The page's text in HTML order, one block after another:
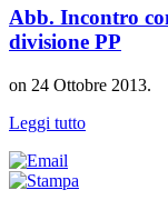
Abb. Incontro
divisione PP
on 24 Ottobre 2013.
Leggi tutto